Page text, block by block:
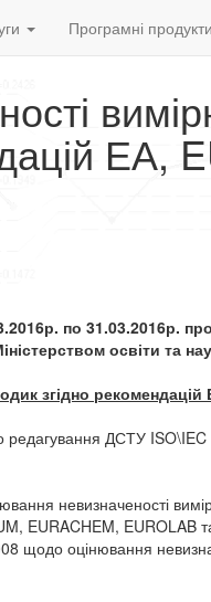
Програмні продукти
ЕА,
по 31.03.2016р.
освіти та
згідно рекомендацій
редагування ДСТУ
невизначеності
EURACHEM,
щодо оцінювання